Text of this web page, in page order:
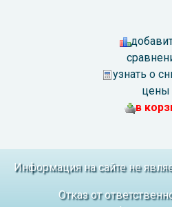
узнать о
цены
в
Информация на сайте не
Отказ от